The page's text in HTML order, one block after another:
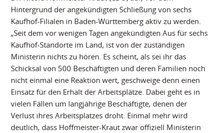
Hintergrund der angekündigten Schließung von sechs
Kaufhof-Filialen in Baden-Württemberg aktiv zu werden.
„Seit dem vor wenigen Tagen angekündigten Aus für sechs
Kaufhof-Standorte im Land, ist von der zuständigen
Ministerin nichts zu hören. Es scheint, als sei ihr das
Schicksal von 500 Beschäftigten und deren Familien noch
nicht einmal eine Reaktion wert, geschweige denn einen
Einsatz für den Erhalt der Arbeitsplätze. Dabei geht es in
vielen Fällen um langjährige Beschäftigte, denen der
Verlust ihres Arbeitsplatzes droht. Einmal mehr wird
deutlich, dass Hoffmeister-Kraut zwar offiziell Ministerin